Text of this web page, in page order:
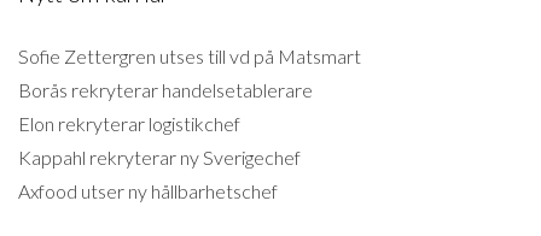
Sofie Zettergren utses till vd på Matsmart
Borås rekryterar handelsetablerare
Elon rekryterar logistikchef
Kappahl rekryterar ny Sverigechef
Axfood utser ny hållbarhetschef